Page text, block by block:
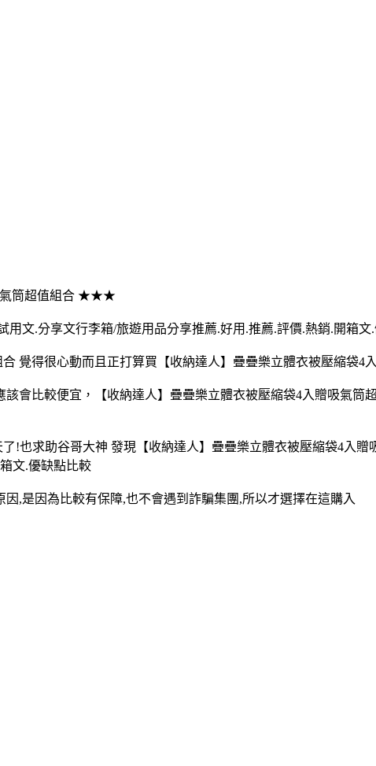
氣筒超值組合 ★★★
文.分享文行李箱/旅遊用品分享推薦.好用.推薦.評價.熱銷.開箱文
覺得很心動而且正打算買【收納達人】疊疊樂立體衣被壓縮袋4
會比較便宜，【收納達人】疊疊樂立體衣被壓縮袋4入贈吸氣筒
!也求助谷哥大神 發現【收納達人】疊疊樂立體衣被壓縮袋4入
文.優缺點比較
,是因為比較有保障,也不會遇到詐騙集團,所以才選擇在這購入